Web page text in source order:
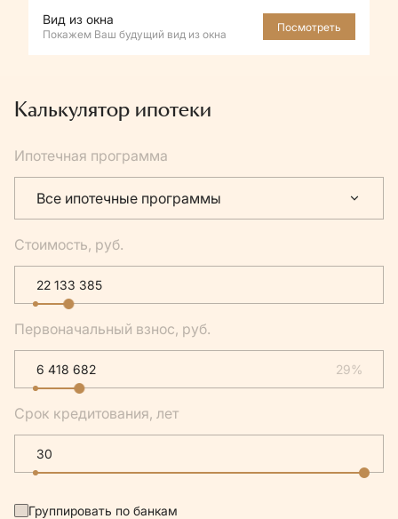
Вид из окна
Покажем Ваш будущий вид из окна
Посмотреть
Калькулятор ипотеки
Ипотечная программа
Все ипотечные программы
Стоимость, руб.
Первоначальный взнос, руб.
29%
Срок кредитования, лет
Группировать по банкам